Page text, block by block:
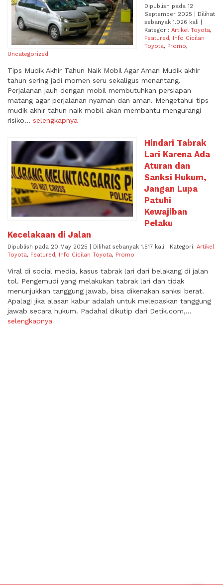
Dipublish pada 12
September 2025 | Dilihat
sebanyak 1.026 kali |
Kategori: Artikel Toyota,
Featured,
Info Cicilan
Toyota, Promo,
Uncategorized
Tips Mudik Akhir Tahun Naik Mobil Agar Aman Mudik akhir
tahun sering jadi momen seru sekaligus menantang.
Perjalanan jauh dengan mobil membutuhkan persiapan
matang agar perjalanan nyaman dan aman. Mengetahui tips
mudik akhir tahun naik mobil akan membantu mengurangi
risiko... selengkapnya
Hindari Tabrak
Lari Karena Ada
Aturan dan
Sanksi Hukum,
Jangan Lupa
Patuhi
Kewajiban
Pelaku
Kecelakaan di Jalan
Dipublish pada 20 May 2025 | Dilihat sebanyak 1.517 kali | Kategori: Artikel
Toyota, Featured, Info Cicilan Toyota, Promo
Viral di social media, kasus tabrak lari dari belakang di jalan
tol. Pengemudi yang melakukan tabrak lari dan tidak
menunjukkan tanggung jawab, bisa dikenakan sanksi berat.
Apalagi jika alasan kabur adalah untuk melepaskan tanggung
jawab secara hukum. Padahal dikutip dari Detik.com,...
selengkapnya